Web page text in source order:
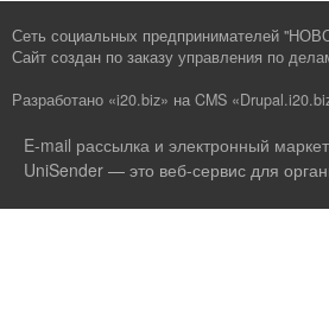
Сеть социальных предпринимателей
Сайт создан по заказу управления по
Разработано «i20.biz» на CMS
E-mail рассылка и электронный
UniSender — это веб-сервис для